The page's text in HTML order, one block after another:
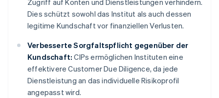
Zugriff auf Konten und Dienstleistungen verhindern.
Dies schützt sowohl das Institut als auch dessen
legitime Kundschaft vor finanziellen Verlusten.
Verbesserte Sorgfaltspflicht gegenüber der
Kundschaft: CIPs ermöglichen Instituten eine
effektivere Customer Due Diligence, da jede
Dienstleistung an das individuelle Risikoprofil
angepasst wird.